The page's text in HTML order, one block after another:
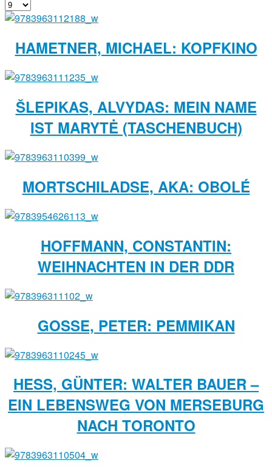
HAMETNER, MICHAEL: KOPFKINO
ŠLEPIKAS, ALVYDAS: MEIN NAME
IST MARYTĖ (TASCHENBUCH)
MORTSCHILADSE, AKA: OBOLÉ
HOFFMANN, CONSTANTIN:
WEIHNACHTEN IN DER DDR
GOSSE, PETER: PEMMIKAN
HESS, GÜNTER: WALTER BAUER –
EIN LEBENSWEG VON MERSEBURG
NACH TORONTO